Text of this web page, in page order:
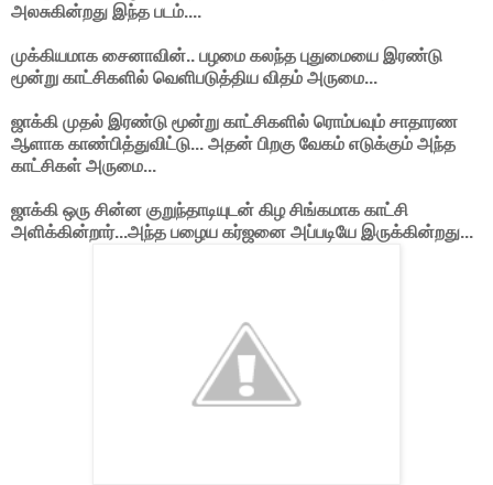
அலசுகின்றது இந்த படம்....
முக்கியமாக சைனாவின்.. பழமை கலந்த புதுமையை இரண்டு
மூன்று காட்சிகளில் வெளிபடுத்திய விதம் அருமை...
ஜாக்கி முதல் இரண்டு மூன்று காட்சிகளில் ரொம்பவும் சாதாரண
ஆளாக காண்பித்துவிட்டு... அதன் பிறகு வேகம் எடுக்கும் அந்த
காட்சிகள் அருமை...
ஜாக்கி ஒரு சின்ன குறுந்தாடியுடன் கிழ சிங்கமாக காட்சி
அளிக்கின்றார்...அந்த பழைய கர்ஜனை அப்படியே இருக்கின்றது...